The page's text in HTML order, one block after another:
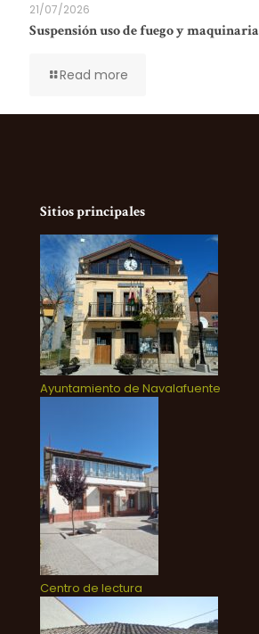
21/07/2026
Suspensión uso de fuego y maquinaria
Read more
Sitios principales
Ayuntamiento de Navalafuente
Centro de lectura